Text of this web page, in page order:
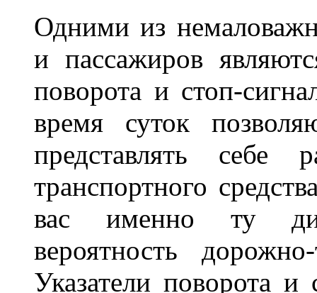
Одними из
и пассажиров
поворота и стоп-
время суток
представлять
транспортного
вас именно ту
вероятность
Указатели поворота и